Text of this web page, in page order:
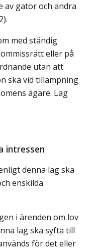
av gator och andra
.
med ständig
eller på
utan att
ska vid tillämpning
ägare. Lag
intressen
denna lag ska
enskilda
i ärenden om lov
lag ska syfta till
för det eller